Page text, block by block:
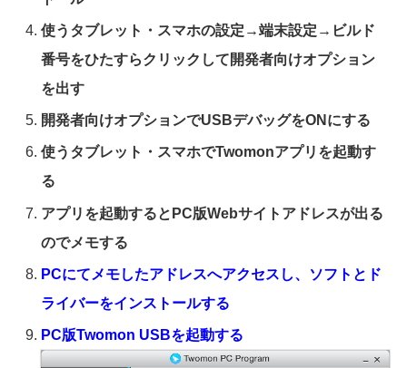
使うタブレット・スマホの設定→端末設定→ビルド
番号をひたすらクリックして開発者向けオプション
を出す
開発者向けオプションでUSBデバッグをONにする
使うタブレット・スマホでTwomonアプリを起動す
る
アプリを起動するとPC版Webサイトアドレスが出る
のでメモする
PCにてメモしたアドレスへアクセスし、ソフトとド
ライバーをインストールする
PC版Twomon USBを起動する